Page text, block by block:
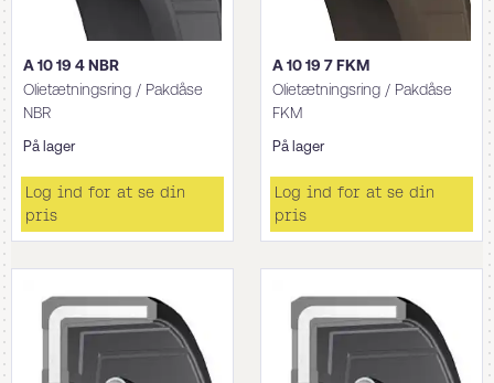
A 10 19 4 NBR
Olietætningsring / Pakdåse
NBR
På lager
Log ind for at se din
pris
A 10 19 7 FKM
Olietætningsring / Pakdåse
FKM
På lager
Log ind for at se din
pris